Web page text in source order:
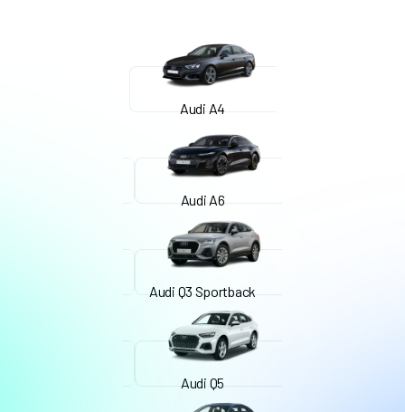
Audi A4
Audi A6
Audi Q3 Sportback
Audi Q5